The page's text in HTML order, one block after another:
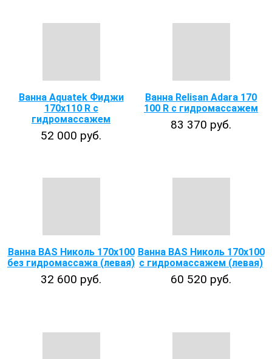
Ванна Aquatek Фиджи
170x110 R с
гидромассажем
52 000 руб.
Ванна Relisan Adara 170
100 R с гидромассажем
83 370 руб.
Ванна BAS Николь 170х100
без гидромассажа (левая)
32 600 руб.
Ванна BAS Николь 170х100
с гидромассажем (левая)
60 520 руб.